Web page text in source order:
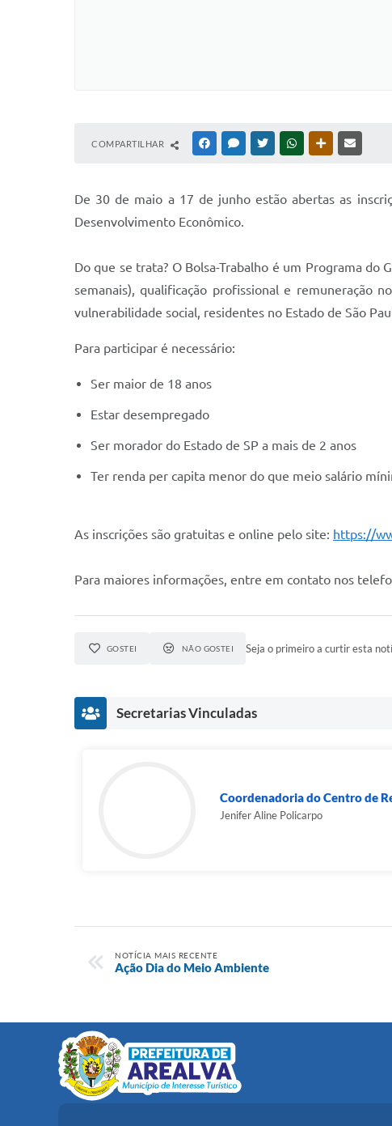
COMPARTILHAR FACEBOOKMESSENGER
TWITTERWHATSAPPOUTRAS MÍDIAS
De 30 de maio a 17 de junho estão abertas as
Desenvolvimento Econômico.
Do que se trata? O Bolsa-Trabalho é um Programa
semanais), qualificação profissional e remuneração
vulnerabilidade social, residentes no Estado de São
Para participar é necessário:
Ser maior de 18 anos
Estar desempregado
Ser morador do Estado de SP a mais de 2 anos
Ter renda per capita menor do que meio salário
As inscrições são gratuitas e online pelo site: https://
Para maiores informações, entre em contato nos
GOSTEI NÃO GOSTEI Seja o primeiro a curtir esta
Secretarias Vinculadas
Coordenadoria do Centro de
Jenifer Aline Policarpo
NOTÍCIA MAIS RECENTE
Ação Dia do Meio Ambiente